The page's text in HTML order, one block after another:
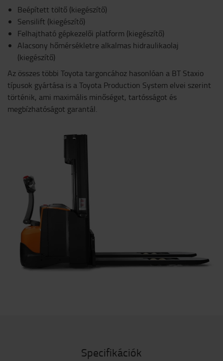
Beépített töltő (kiegészítő)
Sensilift (kiegészítő)
Felhajtható gépkezelői platform (kiegészítő)
Alacsony hőmérsékletre alkalmas hidraulikaolaj
(kiegészítő)
Az összes többi Toyota targoncához hasonlóan a BT Staxio
típusok gyártása is a Toyota Production System elvei szerint
történik, ami maximális minőséget, tartósságot és
megbízhatóságot garantál.
Specifikációk